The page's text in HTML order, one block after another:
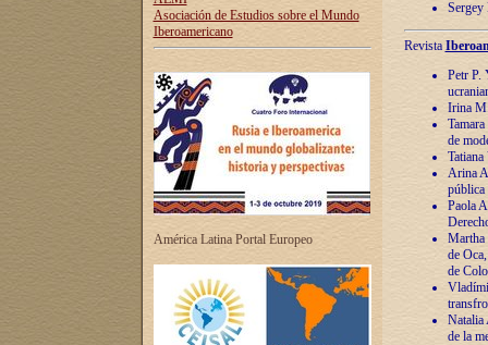
Asociación de Estudios sobre el Mundo
Iberoamericano
América Latina Portal Europeo
Sergey
Revista
Petr P.
Irina
de
Arina
pública
Paola
Martha
de
de
Natalia
de la